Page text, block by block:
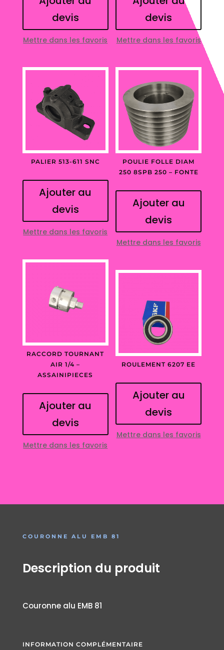
devis
Mettre dans les favoris
devis
Mettre dans les favoris
PALIER 513-611 SNC
Ajouter au
devis
Mettre dans les favoris
POULIE FOLLE DIAM
250 8SPB 250 – FONTE
Ajouter au
devis
Mettre dans les favoris
RACCORD TOURNANT
AIR 1/4 –
ASSAINIPIECES
Ajouter au
devis
Mettre dans les favoris
ROULEMENT 6207 EE
Ajouter au
devis
Mettre dans les favoris
COURONNE ALU EMB 81
Description du produit
Couronne alu EMB 81
INFORMATION COMPLÉMENTAIRE